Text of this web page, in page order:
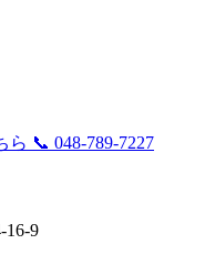
ら 📞 048-789-7227
16-9